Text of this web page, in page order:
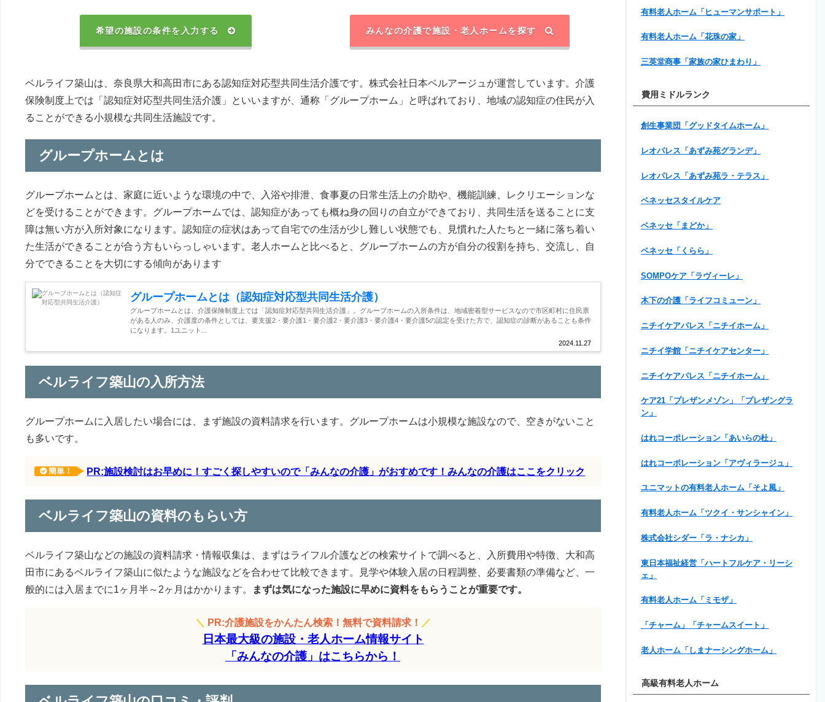
希望の施設の条件を入力する みんなの介護で施設・老人ホームを探す
ベルライフ築山は、奈良県大和高田市にある認知症対応型共同生活介護です。株式会社日本ベルアージュが運営しています。介護
保険制度上では「認知症対応型共同生活介護」といいますが、通称「グループホーム」と呼ばれており、地域の認知症の住民が入
ることができる小規模な共同生活施設です。
グループホームとは
グループホームとは、家庭に近いような環境の中で、入浴や排泄、食事夏の日常生活上の介助や、機能訓練、レクリエーションな
どを受けることができます。グループホームでは、認知症があっても概ね身の回りの自立ができており、共同生活を送ることに支
障は無い方が入所対象になります。認知症の症状はあって自宅での生活が少し難しい状態でも、見慣れた人たちと一緒に落ち着い
た生活ができることが合う方もいらっしゃいます。老人ホームと比べると、グループホームの方が自分の役割を持ち、交流し、自
分でできることを大切にする傾向があります
グループホームとは（認知症対応型共同生活介護）
2024.11.27
グループホームとは、介護保険制度上では「認知症対応型共同生活介護」。グループホームの入所条件は、地域密着型サービスなので市区町村に住民票
がある人のみ、介護度の条件としては、要支援2・要介護1・要介護2・要介護3・要介護4・要介護5の認定を受けた方で、認知症の診断があることも条件
になります。1ユニット...
ベルライフ築山の入所方法
グループホームに入居したい場合には、まず施設の資料請求を行います。グループホームは小規模な施設なので、空きがないこと
も多いです。
簡単！ PR:施設検討はお早めに！すごく探しやすいので「みんなの介護」がおすめです！みんなの介護はここをクリック
ベルライフ築山の資料のもらい方
ベルライフ築山などの施設の資料請求・情報収集は、まずはライフル介護などの検索サイトで調べると、入所費用や特徴、大和高
田市にあるベルライフ築山に似たような施設などを合わせて比較できます。見学や体験入居の日程調整、必要書類の準備など、一
般的には入居までに1ヶ月半～2ヶ月はかかります。
まずは気になった施設に早めに資料をもらうことが重要です。
＼ PR:介護施設をかんたん検索！無料で資料請求！ ／
日本最大級の施設・老人ホーム情報サイト
「みんなの介護」はこちらから！
有料老人ホーム「ヒューマンサポート」
有料老人ホーム「花珠の家」
三英堂商事「家族の家ひまわり」
費用ミドルランク
創生事業団「グッドタイムホーム」
レオパレス「あずみ苑グランデ」
レオパレス「あずみ苑ラ・テラス」
ベネッセスタイルケア
ベネッセ「まどか」
ベネッセ「くらら」
SOMPOケア「ラヴィーレ」
木下の介護「ライフコミューン」
ニチイケアパレス「ニチイホーム」
ニチイ学館「ニチイケアセンター」
ニチイケアパレス「ニチイホーム」
ケア21「プレザンメゾン」「プレザングラ
ン」
はれコーポレーション「あいらの杜」
はれコーポレーション「アヴィラージュ」
ユニマットの有料老人ホーム「そよ風」
有料老人ホーム「ツクイ・サンシャイン」
株式会社シダー「ラ・ナシカ」
東日本福祉経営「ハートフルケア・リーシ
ェ」
有料老人ホーム「ミモザ」
「チャーム」「チャームスイート」
老人ホーム「しまナーシングホーム」
高級有料老人ホーム